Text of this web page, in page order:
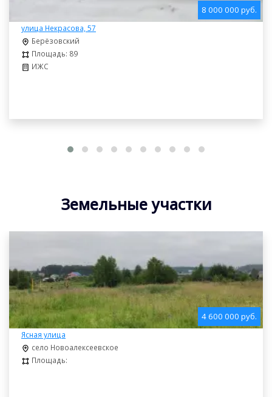
8 000 000 руб.
улица Некрасова, 57
Берёзовский
Площадь: 89
ИЖС
Земельные участки
4 600 000 руб.
Ясная улица
село Новоалексеевское
Площадь: